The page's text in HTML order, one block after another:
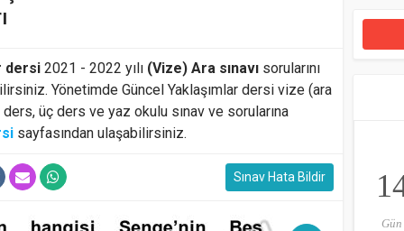
dersi 2021 - 2022 yılı (Vize) Ara sınavı sorularını
Yönetimde Güncel Yaklaşımlar dersi vize (ara
ders, üç ders ve yaz okulu sınav ve sorularına
sayfasından ulaşabilirsiniz.
Sınav Hata Bildir
Gün